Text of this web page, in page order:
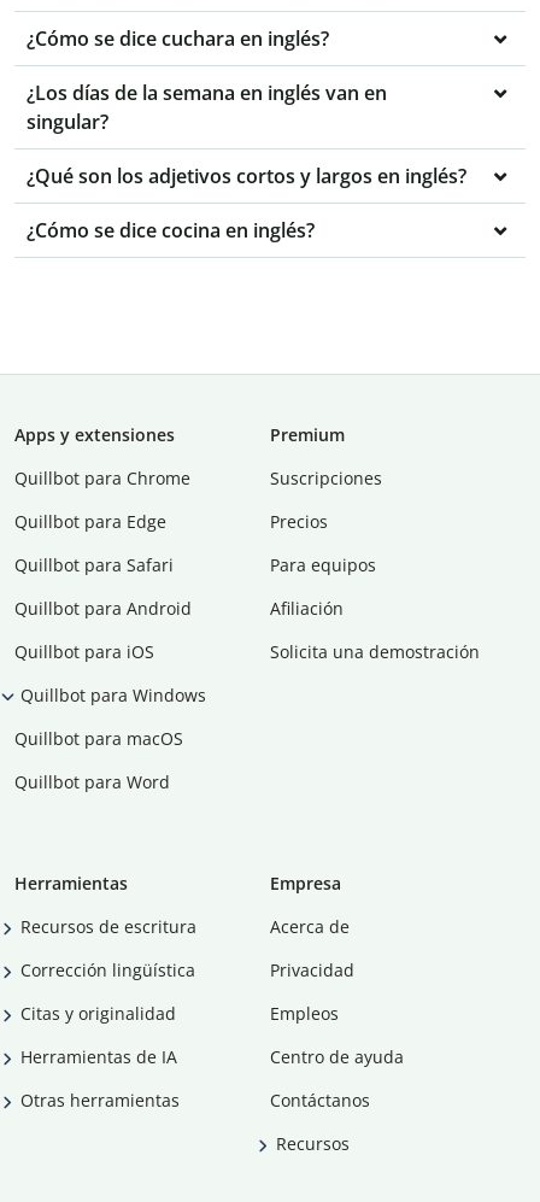
¿Cómo se dice cuchara en inglés?
¿Los días de la semana en inglés van en
singular?
¿Qué son los adjetivos cortos y largos en inglés?
¿Cómo se dice cocina en inglés?
Apps y extensiones
Quillbot para Chrome
Quillbot para Edge
Quillbot para Safari
Quillbot para Android
Quillbot para iOS
Quillbot para Windows
Quillbot para macOS
Quillbot para Word
Premium
Suscripciones
Precios
Para equipos
Afiliación
Solicita una demostración
Herramientas
Recursos de escritura
Corrección lingüística
Citas y originalidad
Herramientas de IA
Otras herramientas
Empresa
Acerca de
Privacidad
Empleos
Centro de ayuda
Contáctanos
Recursos